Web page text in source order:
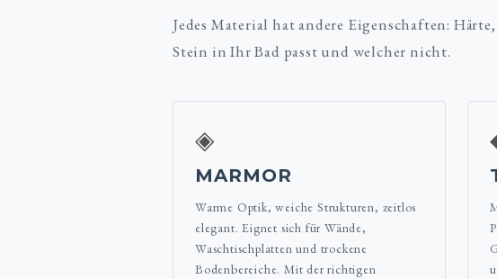
Jedes Material hat andere Eigenschaften:
Stein in Ihr Bad passt und welcher nicht.
◈
MARMOR
Warme Optik, weiche Strukturen, zeitlos
elegant. Eignet sich für Wände,
Waschtischplatten und trockene
Bodenbereiche. Mit der richtigen